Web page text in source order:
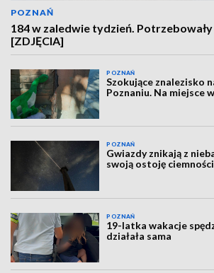
POZNAŃ
184 w zaledwie tydzień.
[ZDJĘCIA]
POZNAŃ
Szokujące znalezisko
Poznaniu. Na miejsce
POZNAŃ
Gwiazdy znikają z
swoją ostoję ciemności
POZNAŃ
19-latka wakacje
działała sama